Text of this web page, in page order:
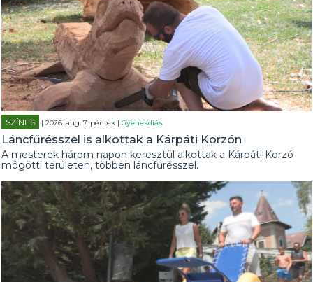
SZÍNES | 2026. aug. 7. péntek |Gyenesdiás
Láncfűrésszel is alkottak a Kárpáti Korzón
A mesterek három napon keresztül alkottak a Kárpáti Korzó
mögötti területen, többen láncfűrésszel.